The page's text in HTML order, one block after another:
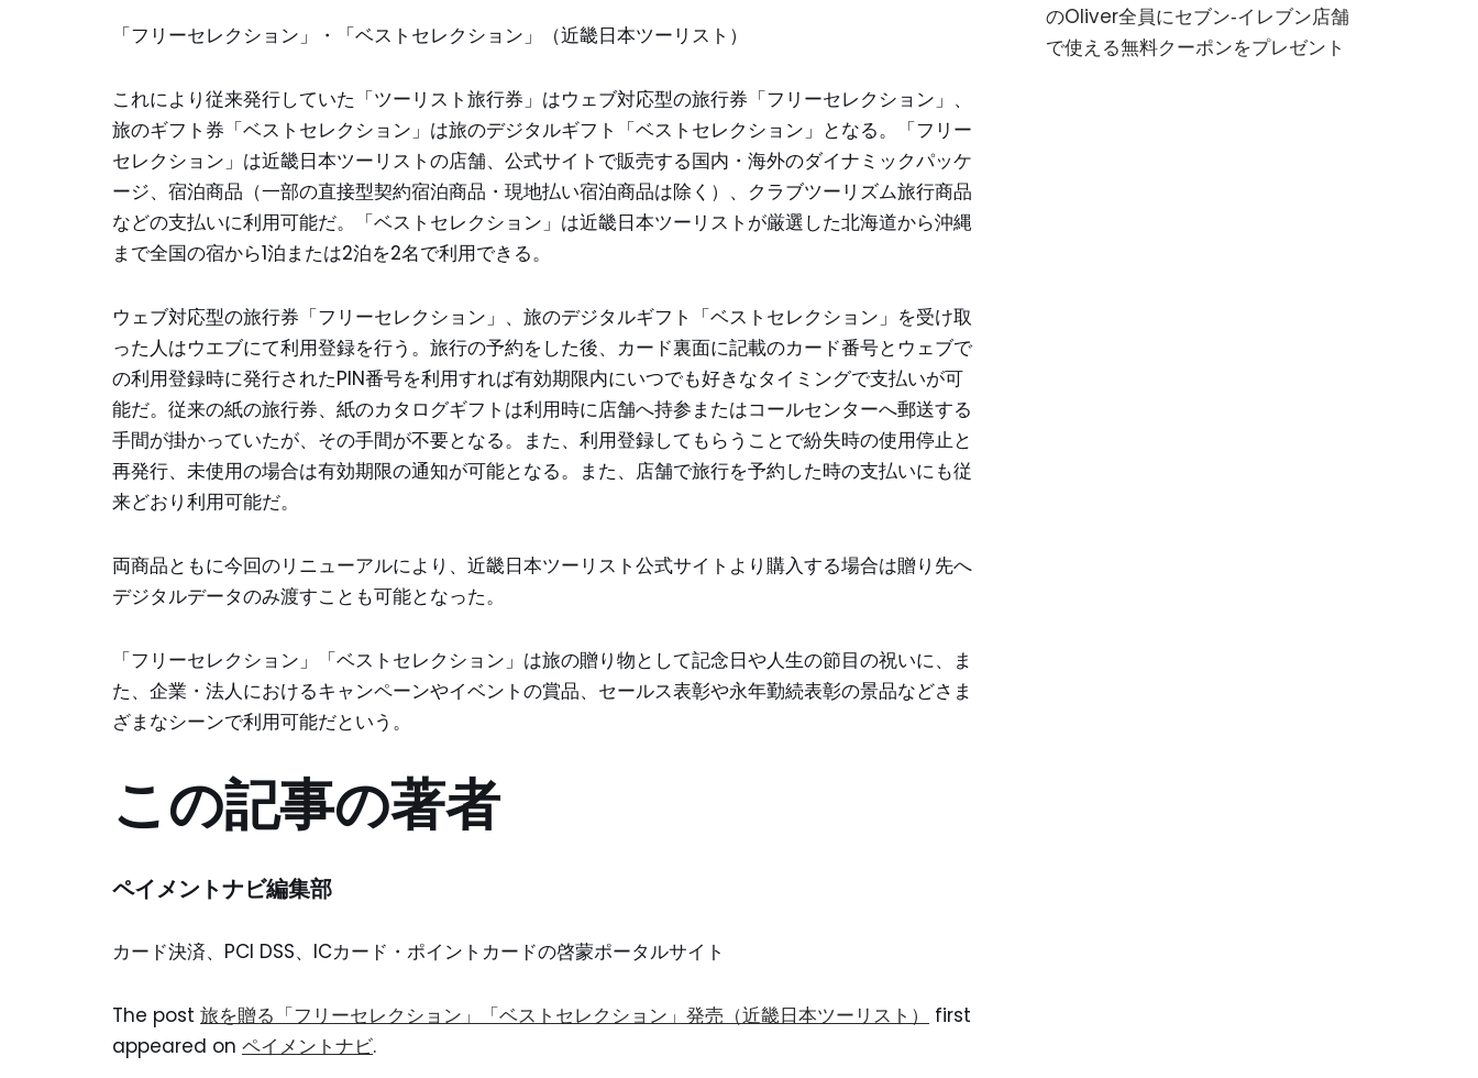
「フリーセレクション」・「ベストセレクション」（近畿日本ツーリスト）
これにより従来発行していた「ツーリスト旅行券」はウェブ対応型の旅行券「フリーセレクション」、
旅のギフト券「ベストセレクション」は旅のデジタルギフト「ベストセレクション」となる。「フリー
セレクション」は近畿日本ツーリストの店舗、公式サイトで販売する国内・海外のダイナミックパッケ
ージ、宿泊商品（一部の直接型契約宿泊商品・現地払い宿泊商品は除く）、クラブツーリズム旅行商品
などの支払いに利用可能だ。「ベストセレクション」は近畿日本ツーリストが厳選した北海道から沖縄
まで全国の宿から1泊または2泊を2名で利用できる。
ウェブ対応型の旅行券「フリーセレクション」、旅のデジタルギフト「ベストセレクション」を受け取
った人はウエブにて利用登録を行う。旅行の予約をした後、カード裏面に記載のカード番号とウェブで
の利用登録時に発行されたPIN番号を利用すれば有効期限内にいつでも好きなタイミングで支払いが可
能だ。従来の紙の旅行券、紙のカタログギフトは利用時に店舗へ持参またはコールセンターへ郵送する
手間が掛かっていたが、その手間が不要となる。また、利用登録してもらうことで紛失時の使用停止と
再発行、未使用の場合は有効期限の通知が可能となる。また、店舗で旅行を予約した時の支払いにも従
来どおり利用可能だ。
両商品ともに今回のリニューアルにより、近畿日本ツーリスト公式サイトより購入する場合は贈り先へ
デジタルデータのみ渡すことも可能となった。
「フリーセレクション」「ベストセレクション」は旅の贈り物として記念日や人生の節目の祝いに、ま
た、企業・法人におけるキャンペーンやイベントの賞品、セールス表彰や永年勤続表彰の景品などさま
ざまなシーンで利用可能だという。
この記事の著者
ペイメントナビ編集部
カード決済、PCI DSS、ICカード・ポイントカードの啓蒙ポータルサイト
The post 旅を贈る「フリーセレクション」「ベストセレクション」発売（近畿日本ツーリスト）
first
appeared on ペイメントナビ.
のOliver全員にセブン‐イレブン店舗
で使える無料クーポンをプレゼント